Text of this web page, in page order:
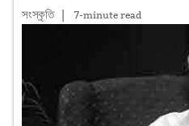
সংস্কৃতি|7-minute read